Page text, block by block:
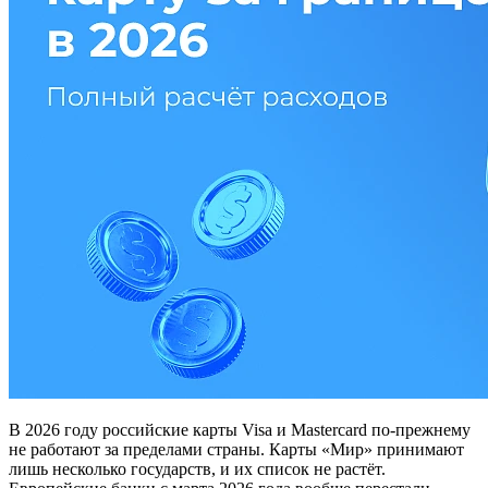
В 2026 году российские карты Visa и Mastercard по‑прежнему
не работают за пределами страны. Карты «Мир» принимают
лишь несколько государств, и их список не растёт.